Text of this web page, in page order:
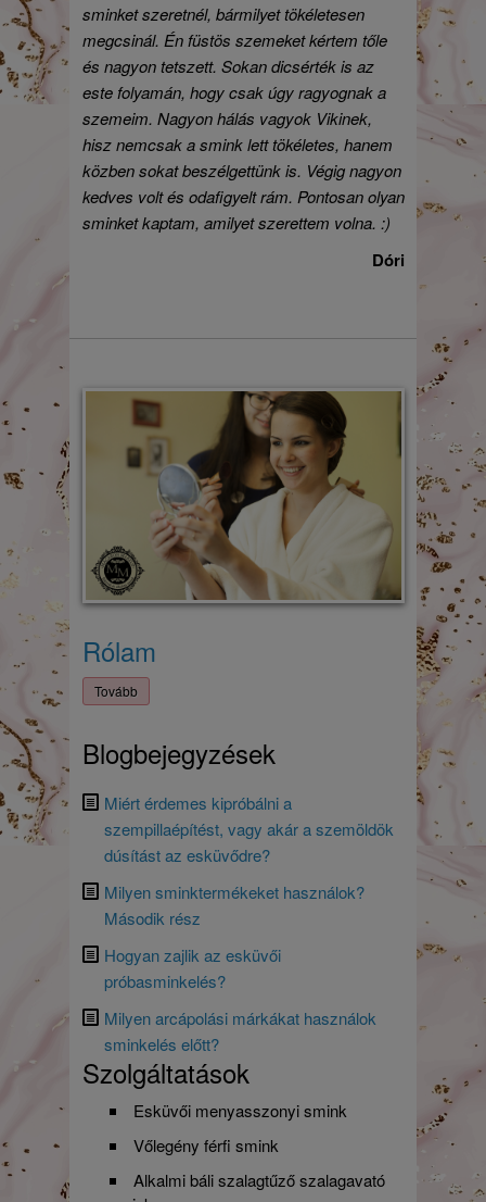
sminket szeretnél, bármilyet tökéletesen
megcsinál. Én füstös szemeket kértem tőle
és nagyon tetszett. Sokan dicsérték is az
este folyamán, hogy csak úgy ragyognak a
szemeim. Nagyon hálás vagyok Vikinek,
hisz nemcsak a smink lett tökéletes, hanem
közben sokat beszélgettünk is. Végig nagyon
kedves volt és odafigyelt rám. Pontosan olyan
sminket kaptam, amilyet szerettem volna. :)
Dóri
Rólam
Tovább
Blogbejegyzések
Miért érdemes kipróbálni a
szempillaépítést, vagy akár a szemöldök
dúsítást az esküvődre?
Milyen sminktermékeket használok?
Második rész
Hogyan zajlik az esküvői
próbasminkelés?
Milyen arcápolási márkákat használok
sminkelés előtt?
Szolgáltatások
Esküvői menyasszonyi smink
Vőlegény férfi smink
Alkalmi báli szalagtűző szalagavató